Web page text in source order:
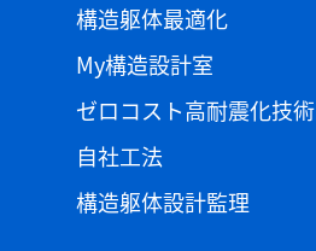
構造躯体最適化
My構造設計室
ゼロコスト高耐震化技術
自社工法
構造躯体設計監理